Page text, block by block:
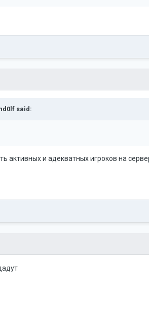
said:
активных и адекватных игроков на